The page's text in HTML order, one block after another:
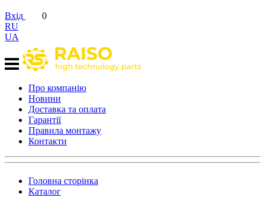
Вхід
0
RU
UA
Про компанію
Новини
Доставка та оплата
Гарантії
Правила монтажу
Контакти
Головна сторінка
Каталог